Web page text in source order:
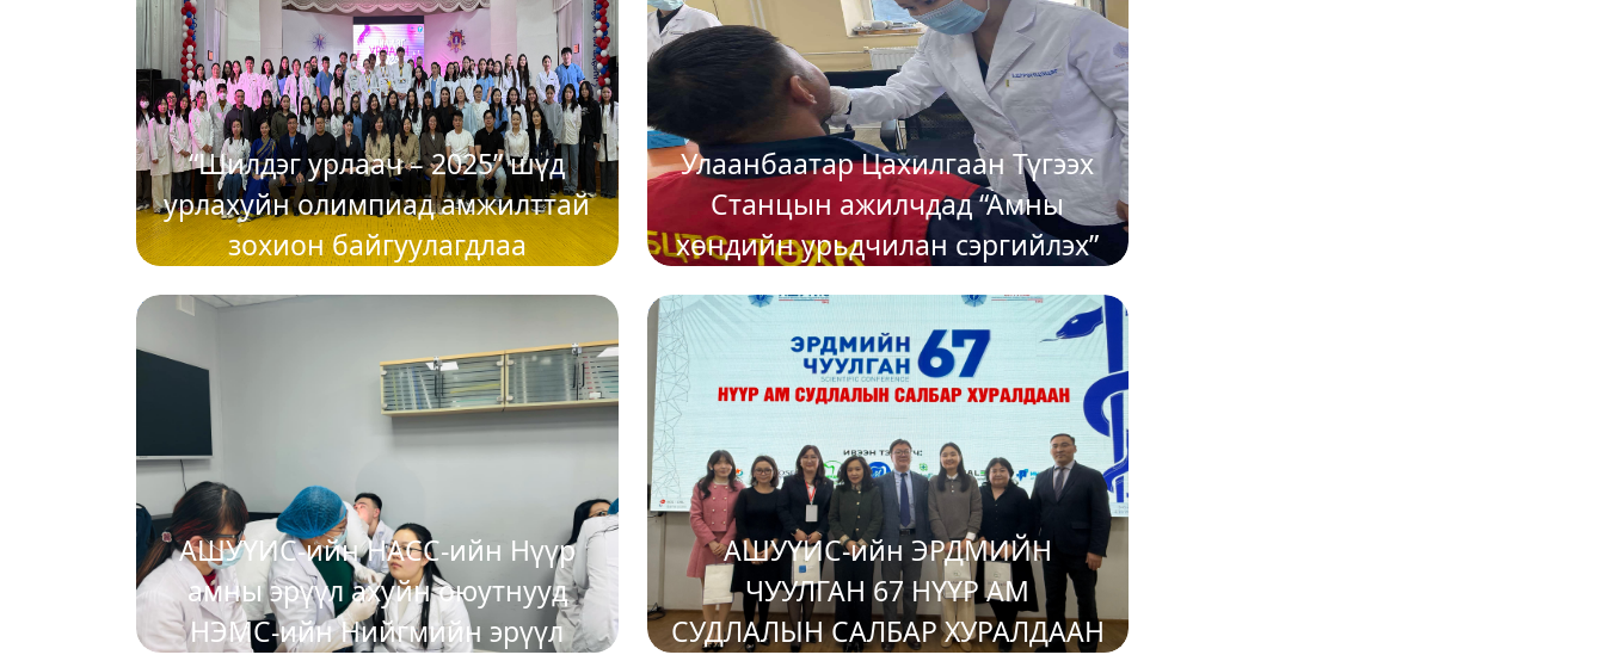
“Шилдэг урлаач – 2025” шүд
урлахуйн олимпиад амжилттай
зохион байгуулагдлаа
Улаанбаатар Цахилгаан Түгээх
Станцын ажилчдад “Амны
хөндийн урьдчилан сэргийлэх”
үзлэг зохион байгууллаа.
АШУҮИС-ийн НАСС-ийн Нүүр
амны эрүүл ахуйн оюутнууд
НЭМС-ийн Нийгмийн эрүүл
2025-04-18
АШУҮИС-ийн ЭРДМИЙН
ЧУУЛГАН 67 НҮҮР АМ
СУДЛАЛЫН САЛБАР ХУРАЛДААН
2025-04-17